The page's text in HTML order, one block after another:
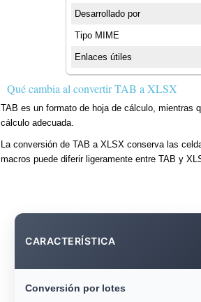
Desarrollado por
Tipo MIME
Enlaces útiles
Qué cambia al convertir TAB a XLSX
TAB es un formato de hoja de cálculo, mientras
cálculo adecuada.
La conversión de TAB a XLSX conserva las
macros puede diferir ligeramente entre TAB y
CARACTERÍSTICA
Conversión por lotes